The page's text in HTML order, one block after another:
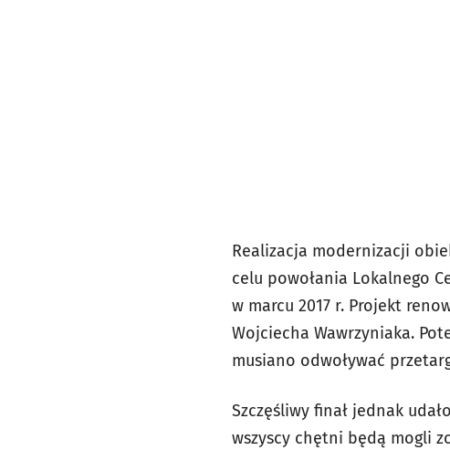
Realizacja modernizacji
celu powołania Lokalnego
w marcu 2017 r. Projekt
Wojciecha Wawrzyniaka.
musiano odwoływać
Szczęśliwy finał jednak
wszyscy chętni będą mogli